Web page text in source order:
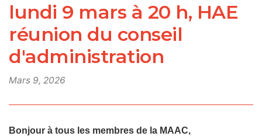
lundi 9 mars à 20 h, HAE
réunion du conseil
d'administration
Mars 9, 2026
Bonjour à tous les membres de la MAAC,